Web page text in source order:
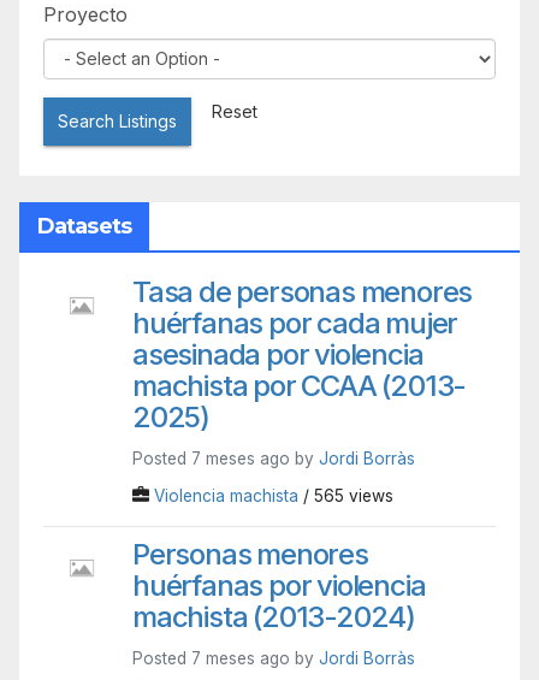
Proyecto
Search Listings Reset
Datasets
Tasa de personas menores
huérfanas por cada mujer
asesinada por violencia
machista por CCAA (2013-
2025)
Posted 7 meses ago by Jordi Borràs
Violencia machista / 565 views
Personas menores
huérfanas por violencia
machista (2013-2024)
Posted 7 meses ago by Jordi Borràs